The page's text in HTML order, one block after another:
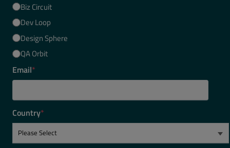
Biz Circuit
Dev Loop
Design Sphere
QA Orbit
Email*
Country*